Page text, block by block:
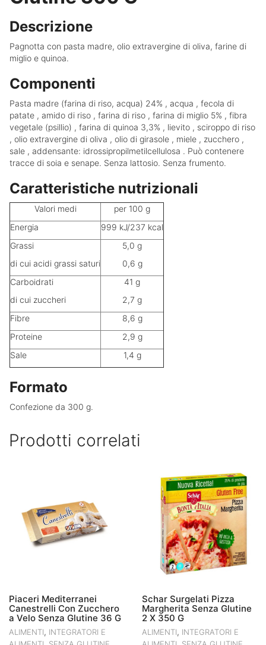
Descrizione
Pagnotta con pasta madre, olio extravergine di oliva, farine di
miglio e quinoa.
Componenti
Pasta madre (farina di riso, acqua) 24% , acqua , fecola di
patate , amido di riso , farina di riso , farina di miglio 5% , fibra
vegetale (psillio) , farina di quinoa 3,3% , lievito , sciroppo di riso
, olio extravergine di oliva , olio di girasole , miele , zucchero ,
sale , addensante: idrossipropilmetilcellulosa . Può contenere
tracce di soia e senape. Senza lattosio. Senza frumento.
Caratteristiche nutrizionali
Valori medi
per 100 g
Energia
999 kJ/237 kcal
Grassi
di cui acidi grassi saturi
5,0 g
0,6 g
Carboidrati
di cui zuccheri
41 g
2,7 g
Fibre
8,6 g
Proteine
2,9 g
Sale
1,4 g
Formato
Confezione da 300 g.
Prodotti correlati
Piaceri Mediterranei
Canestrelli Con Zucchero
a Velo Senza Glutine 36 G
ALIMENTI, INTEGRATORI E
Schar Surgelati Pizza
Margherita Senza Glutine
2 X 350 G
ALIMENTI, INTEGRATORI E